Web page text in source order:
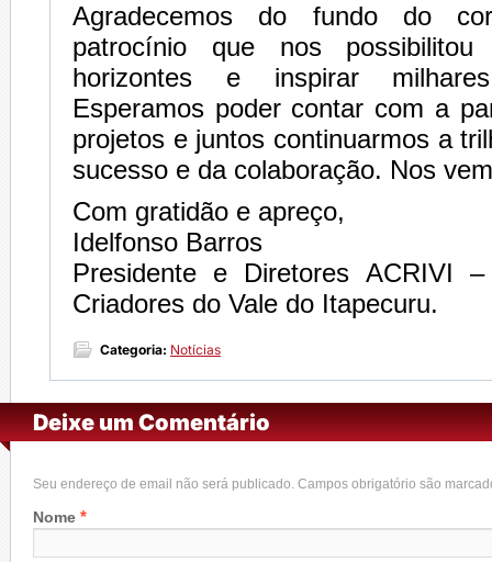
Agradecemos do fundo do
patrocínio que nos possibilitou
horizontes e inspirar
Esperamos poder contar com a
projetos e juntos continuarmos a
sucesso e da colaboração. Nos
Com gratidão e apreço,
Idelfonso Barros
Presidente e Diretores ACRIVI
Criadores do Vale do Itapecuru.
Categoria: Notícias
Deixe um Comentário
Seu endereço de email não será publicado. Campos obrigatório são
Nome *